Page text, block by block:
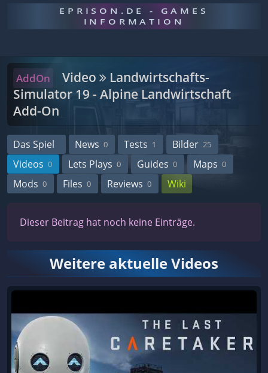
EPRISON.DE - GAMES
INFORMATION
AddOn Video
Landwirtschafts-
Simulator 19 - Alpine Landwirtschaft
Add-On
Das Spiel News 0 Tests 1 Bilder 25
Videos 0 Lets Plays 0 Guides 0 Maps 0
Mods 0 Files 0 Reviews 0 Wiki
Dieser Beitrag hat noch keine Einträge.
Weitere aktuelle Videos